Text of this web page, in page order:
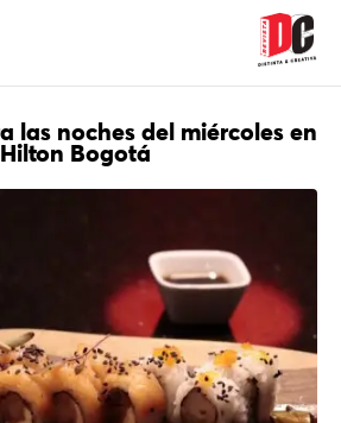
las noches del miércoles en
Hilton Bogotá